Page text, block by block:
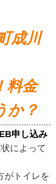
成川
料金
か？
申し込み
によって
がトイレを